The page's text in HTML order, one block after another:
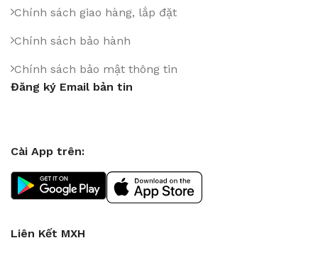
Chính sách giao hàng, lắp đặt
Chính sách bảo hành
Chính sách bảo mật thông tin
Đăng ký Email bản tin
Cài App trên:
Liên Kết MXH